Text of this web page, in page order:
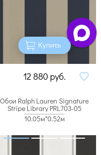
Купить
12 880 руб.
Обои Ralph Lauren Signature
Stripe Library PRL703-05
10.05м*0.52м